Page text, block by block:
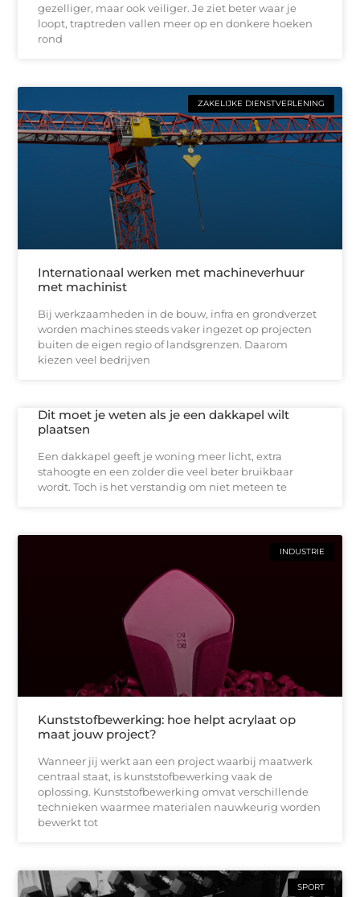
gezelliger, maar ook veiliger. Je ziet beter waar je
loopt, traptreden vallen meer op en donkere hoeken
rond
ZAKELIJKE DIENSTVERLENING
Internationaal werken met machineverhuur
met machinist
Bij werkzaamheden in de bouw, infra en grondverzet
worden machines steeds vaker ingezet op projecten
buiten de eigen regio of landsgrenzen. Daarom
kiezen veel bedrijven
Dit moet je weten als je een dakkapel wilt
plaatsen
Een dakkapel geeft je woning meer licht, extra
stahoogte en een zolder die veel beter bruikbaar
wordt. Toch is het verstandig om niet meteen te
INDUSTRIE
Kunststofbewerking: hoe helpt acrylaat op
maat jouw project?
Wanneer jij werkt aan een project waarbij maatwerk
centraal staat, is kunststofbewerking vaak de
oplossing. Kunststofbewerking omvat verschillende
technieken waarmee materialen nauwkeurig worden
bewerkt tot
SPORT